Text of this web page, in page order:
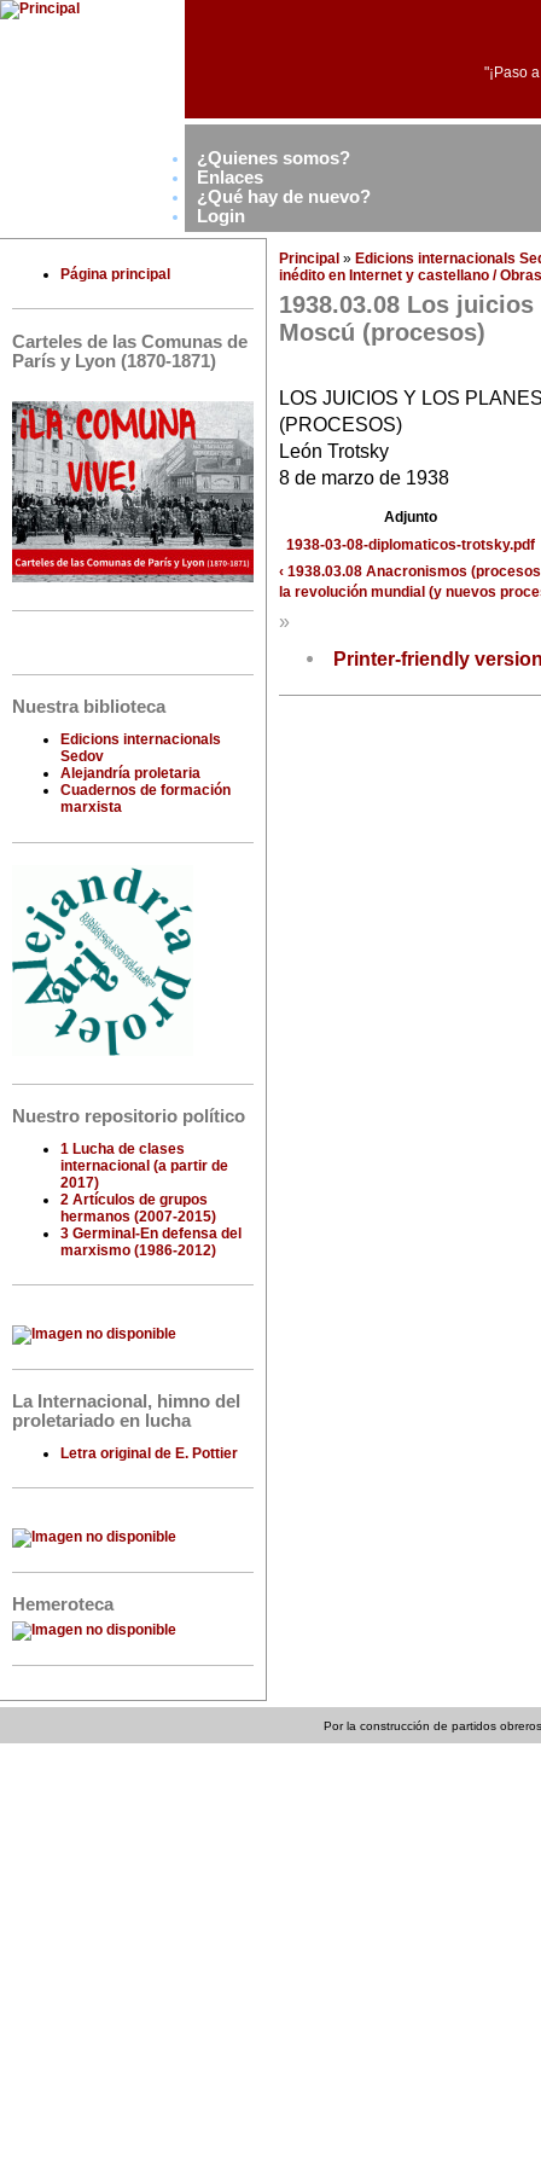
"¡Paso
¿Quienes somos?
Enlaces
¿Qué hay de nuevo?
Login
Página principal
Carteles de las Comunas de
París y Lyon (1870-1871)
Nuestra biblioteca
Edicions internacionals
Sedov
Alejandría proletaria
Cuadernos de formación
marxista
Nuestro repositorio político
1 Lucha de clases
internacional (a partir de
2017)
2 Artículos de grupos
hermanos (2007-2015)
3 Germinal-En defensa del
marxismo (1986-2012)
La Internacional, himno del
proletariado en lucha
Letra original de E. Pottier
Hemeroteca
Principal » Edicions internacionals
inédito en Internet y castellano /
1938.03.08 Los
Moscú (procesos)
LOS JUICIOS Y LOS
(PROCESOS)
León Trotsky
8 de marzo de 1938
Adjunto
1938-03-08-diplomaticos-trotsky.pdf
‹ 1938.03.08 Anacronismos
la revolución mundial (y nuevos
»
Printer-friendly
Por la construcción de partidos